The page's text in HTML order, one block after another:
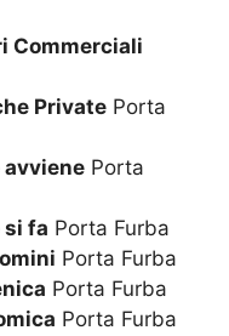
Commerciali
Private Porta
Porta
si fa Porta Furba
Porta Furba
Porta Furba
Porta Furba